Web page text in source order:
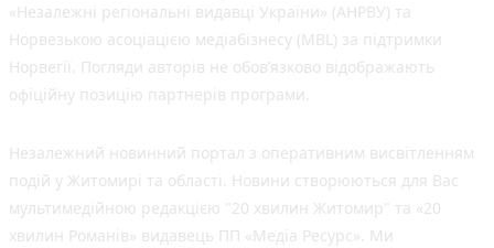
«Незалежні регіональні видавці України» (АНРВУ) та
Норвезькою асоціацією медіабізнесу (MBL) за підтримки
Норвегії. Погляди авторів не обов’язково відображають
офіційну позицію партнерів програми.
Незалежний новинний портал з оперативним висвітленням
подій у Житомирі та області. Новини створюються для Вас
мультимедійною редакцією "20 хвилин Житомир" та «20
хвилин Романів» видавець ПП «Медіа Ресурс». Ми